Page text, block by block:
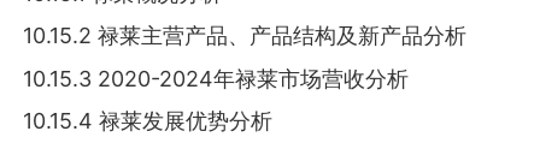
10.15.2 禄莱主营产品、产品结构及新产品分析
10.15.3 2020-2024年禄莱市场营收分析
10.15.4 禄莱发展优势分析